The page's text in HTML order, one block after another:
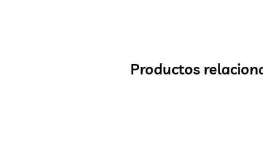
Productos